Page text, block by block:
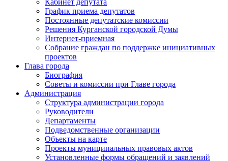
Кабинет депутата
График приема депутатов
Постоянные депутатские комиссии
Решения Курганской городской Думы
Интернет-приемная
Собрание граждан по поддержке инициативных
проектов
Глава города
Биография
Советы и комиссии при Главе города
Администрация
Структура администрации города
Руководители
Департаменты
Подведомственные организации
Объекты на карте
Проекты муниципальных правовых актов
Установленные формы обращений и заявлений